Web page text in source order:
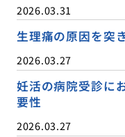
2026.03.31
生理痛の原因を突
2026.03.27
妊活の病院受診に
要性
2026.03.27